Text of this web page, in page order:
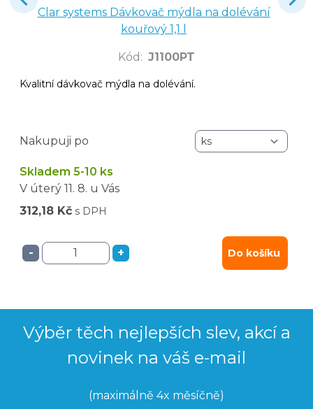
Clar systems Dávkovač mýdla na dolévání
kouřový 1,1 l
Kód : J1100PT
Kvalitní dávkovač mýdla na dolévání.
Nakupuji po
Skladem 5-10 ks
V úterý 11. 8. u Vás
312,18 Kč s DPH
- + Do košíku
Výběr těch nejlepších slev, akcí a
novinek na váš e-mail
(maximálně 4x měsíčně)